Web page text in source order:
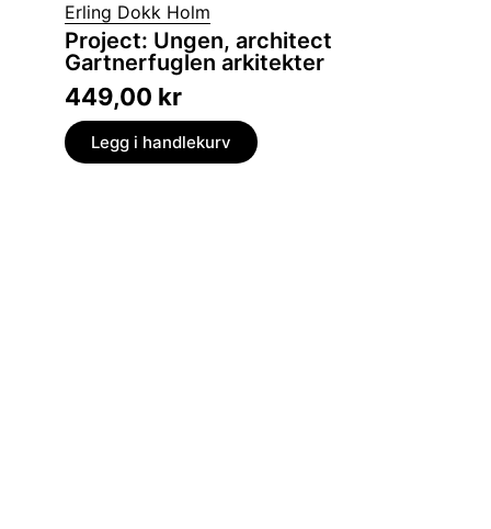
Erling Dokk Holm
Project: Ungen, architect
Gartnerfuglen arkitekter
449,00 kr
Legg i handlekurv